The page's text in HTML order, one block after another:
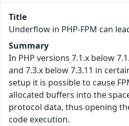
Title
Underflow in PHP-FPM can
Summary
In PHP versions 7.1.x below
and 7.3.x below 7.3.11 in
setup it is possible to cause
allocated buffers into the
protocol data, thus opening
code execution.